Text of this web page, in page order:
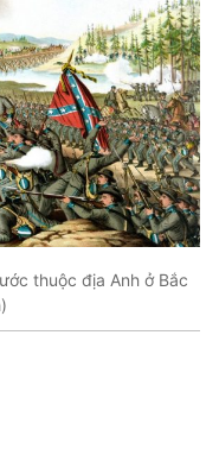
thuộc địa Anh ở Bắc